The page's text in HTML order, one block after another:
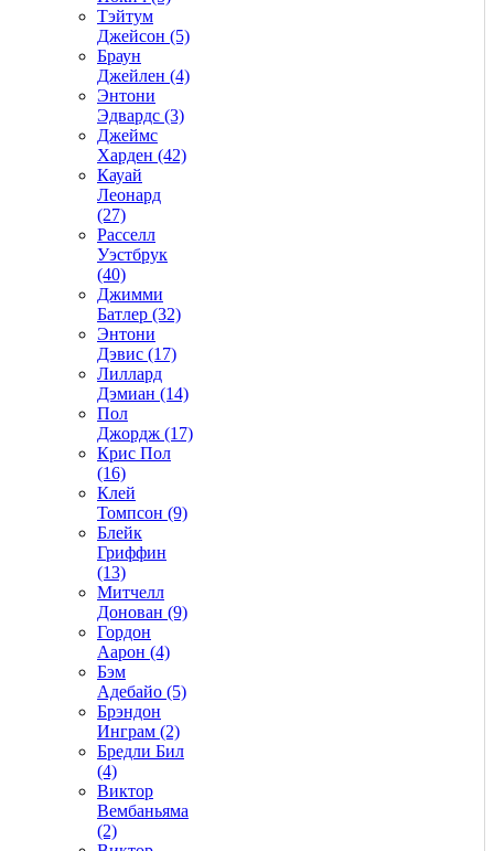
Тэйтум
Джейсон (5)
Браун
Джейлен (4)
Энтони
Эдвардс (3)
Джеймс
Харден (42)
Кауай
Леонард
(27)
Расселл
Уэстбрук
(40)
Джимми
Батлер (32)
Энтони
Дэвис (17)
Лиллард
Дэмиан (14)
Пол
Джордж (17)
Крис Пол
(16)
Клей
Томпсон (9)
Блейк
Гриффин
(13)
Митчелл
Донован (9)
Гордон
Аарон (4)
Бэм
Адебайо (5)
Брэндон
Инграм (2)
Бредли Бил
(4)
Виктор
Вембаньяма
(2)